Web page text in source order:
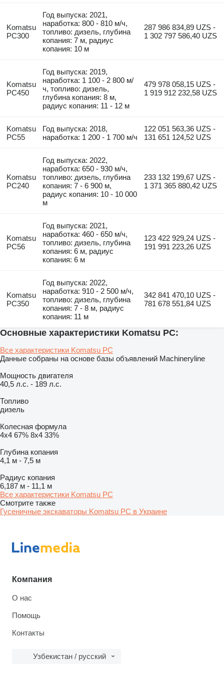
Komatsu
PC300
Год выпуска: 2021,
наработка: 800 - 810 м/ч,
топливо: дизель, глубина
копания: 7 м, радиус
копания: 10 м
287 986 834,89 UZS -
1 302 797 586,40 UZS
Komatsu
PC450
Год выпуска: 2019,
наработка: 1 100 - 2 800 м/
ч, топливо: дизель,
глубина копания: 8 м,
радиус копания: 11 - 12 м
479 978 058,15 UZS -
1 919 912 232,58 UZS
Komatsu
PC55
Год выпуска: 2018,
наработка: 1 200 - 1 700 м/ч
122 051 563,36 UZS -
131 651 124,52 UZS
Komatsu
PC240
Год выпуска: 2022,
наработка: 650 - 930 м/ч,
топливо: дизель, глубина
копания: 7 - 6 900 м,
радиус копания: 10 - 10 000
м
233 132 199,67 UZS -
1 371 365 880,42 UZS
Komatsu
PC56
Год выпуска: 2021,
наработка: 460 - 650 м/ч,
топливо: дизель, глубина
копания: 6 м, радиус
копания: 6 м
123 422 929,24 UZS -
191 991 223,26 UZS
Komatsu
PC350
Год выпуска: 2022,
наработка: 910 - 2 500 м/ч,
топливо: дизель, глубина
копания: 7 - 8 м, радиус
копания: 11 м
342 841 470,10 UZS -
781 678 551,84 UZS
Основные характеристики Komatsu PC:
Все характеристики Komatsu PC
Данные собраны на основе базы объявлений Machineryline
Мощность двигателя
40,5 л.с. - 189 л.с.
Топливо
дизель
Колесная формула
4x4 67% 8x4 33%
Глубина копания
4,1 м - 7,5 м
Радиус копания
6,187 м - 11,1 м
Все характеристики Komatsu PC
Смотрите также
Гусеничные экскаваторы Komatsu PC в Украине
Компания
О нас
Помощь
Контакты
Узбекистан / русский